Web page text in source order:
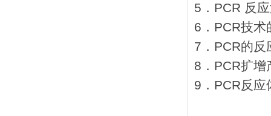
5．PCR 反
6．PCR技术
7．PCR的反
8．PCR扩增
9．PCR反应